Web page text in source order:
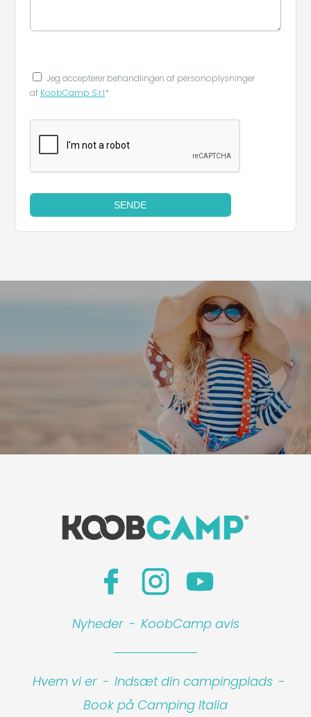
Jeg accepterer behandlingen af ​​personoplysninger
af KoobCamp S.r.l*
SENDE
Nyheder - KoobCamp avis
Hvem vi er - Indsæt din campingplads -
Book på Camping Italia